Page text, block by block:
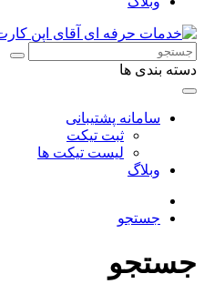
دسته بندی ها
سامانه پشتیبانی
ثبت تیکت
لیست تیکت ها
وبلاگ
جستجو
جستجو